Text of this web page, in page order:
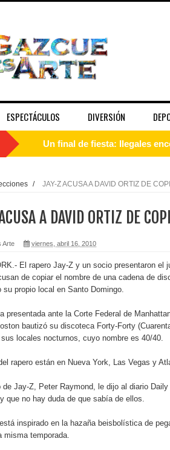
ESPECTÁCULOS DIVERSIÓN
Un final de fiesta: Ilegales
Juan Luis Guerra se
de los Centroamericanos y
Oscar Abreu cuestiona la
Embajada dominicana en
Pavel Núñez y su
Banreservas y Banco
“Los Rechazados 2” llega a
Designan a Angelina
Humano Seguros inaugura
/ JAY-Z ACUSA A DAVID ORTIZ DE
A DAVID ORTIZ DE
Arte viernes, abril 16, 2010
El rapero Jay-Z y un socio presentaron el
de copiar el nombre de una cadena de
su propio local en Santo Domingo.
presentada ante la Corte Federal de
bautizó su discoteca Forty-Forty
locales nocturnos, cuyo nombre es 40/40.
rapero están en Nueva York, Las Vegas y
de Jay-Z, Peter Raymond, le dijo al diario
que no hay duda de que sabía de ellos.
inspirado en la hazaña beisbolística de
misma temporada.